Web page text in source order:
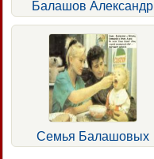
Балашов Александр
Семья Балашовых